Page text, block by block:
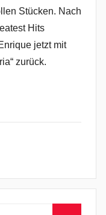
Stücken. Nach
Hits
jetzt mit
zurück.